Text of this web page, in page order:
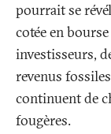
pourrait se
cotée en
investisseurs,
revenus
continuent de
fougères.